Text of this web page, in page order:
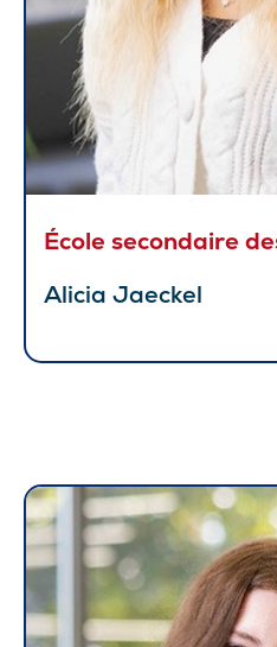
École secondaire
Alicia Jaeckel